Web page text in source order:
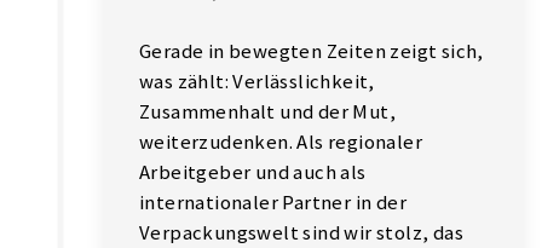
Gerade in bewegten Zeiten zeigt sich,
was zählt: Verlässlichkeit,
Zusammenhalt und der Mut,
weiterzudenken. Als regionaler
Arbeitgeber und auch als
internationaler Partner in der
Verpackungswelt sind wir stolz, das